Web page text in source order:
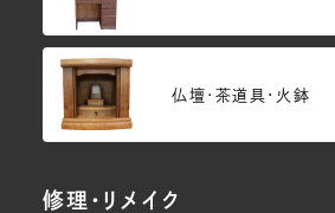
仏壇･茶道具・火鉢
修理・リメイク